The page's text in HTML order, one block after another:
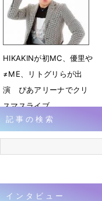
HIKAKINが初MC、優里や
≠ME、リトグリらが出
演 ぴあアリーナでクリ
スマスライブ
12月2日 09時10分
記事の検索
インタビュー